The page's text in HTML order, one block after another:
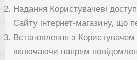
Надання Користувачеві
Сайту інтернет-магазину, що
Встановлення з Користувачем
включаючи напрям